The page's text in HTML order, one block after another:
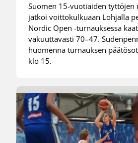
Suomen 15-vuotiaiden tyttöjen
jatkoi voittokulkuaan Lohjalla
Nordic Open -turnauksessa
vakuuttavasti 70–47.
huomenna turnauksen
klo 15.